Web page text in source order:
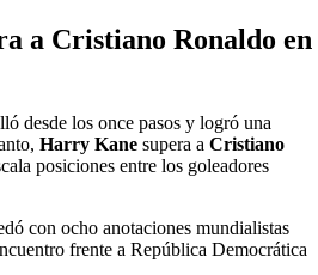
a Cristiano Ronaldo en
desde los once pasos y logró una
Harry Kane supera a Cristiano
posiciones entre los goleadores
con ocho anotaciones mundialistas
frente a República Democrática